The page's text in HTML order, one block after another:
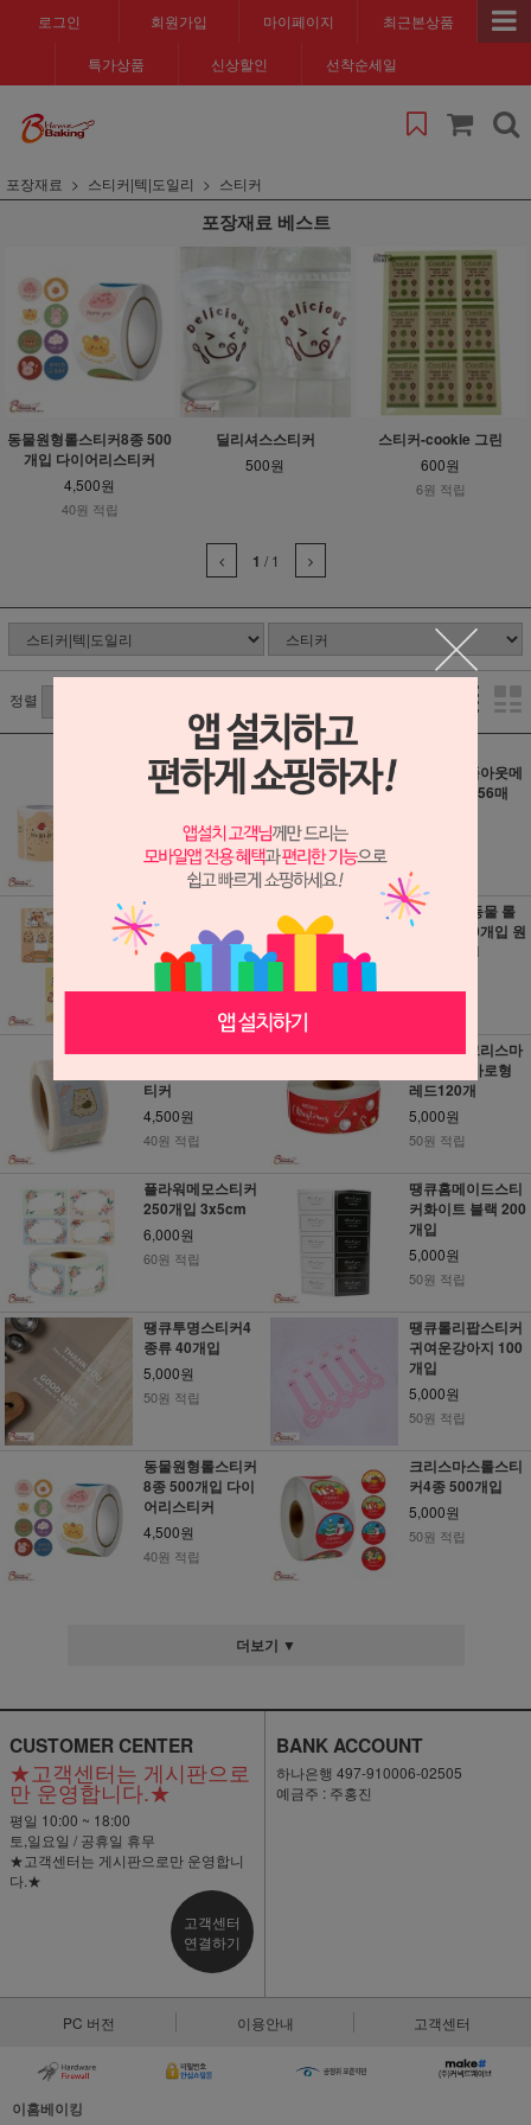
로그인 회원가입 마이페이지 최근본상품
특가상품 신상할인 선착순세일
포장재료 스티커|텍|도일리 스티커
포장재료 베스트
동물원형롤스티커8종 500
개입 다이어리스티커
4,500원
40원 적립
딜리셔스스티커
500원
스티커-cookie 그린
600원
6원 적립
1 / 1
정렬
크리스마스롤메모
스티커300매
60원 적립
카피바라풀아웃메
모스티커 256매
카피바라접착메모
지 혼합형 90매 진
한색 연한색 택1
2,000원
카피바라 동물 롤
스티커 300개입 원
형 사각 택1
동물사각스티커 3
티커
4,500원
40원 적립
선물포장크리스마
스스티커 가로형
레드120개
5,000원
50원 적립
플라워메모스티커
250개입 3x5cm
6,000원
60원 적립
땡큐홈메이드스티
커화이트 블랙 200
개입
5,000원
50원 적립
땡큐투명스티커4
종류 40개입
5,000원
50원 적립
땡큐롤리팝스티커
귀여운강아지 100
개입
5,000원
50원 적립
동물원형롤스티커
8종 500개입 다이
어리스티커
4,500원
40원 적립
크리스마스롤스티
커4종 500개입
5,000원
50원 적립
더보기 ▼
CUSTOMER CENTER
★고객센터는 게시판으로
만 운영합니다.★
평일 10:00 ~ 18:00
토,일요일 / 공휴일 휴무
★고객센터는 게시판으로만 운영합니
다.★
고객센터
연결하기
BANK ACCOUNT
하나은행 497-910006-02505
예금주 : 주홍진
PC 버전 이용안내 고객센터
이홈베이킹